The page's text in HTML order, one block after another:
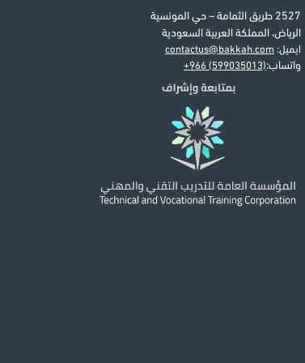
2527 طريق الثمامة – حي المونسية
الرياض، المملكة العربية السعودية
ايميل: contactus@bakkah.com
واتساب:+966 (599035013)